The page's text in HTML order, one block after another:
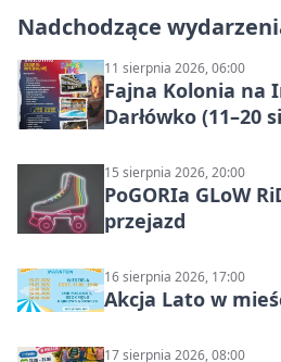
Nadchodzące
11 sierpnia 2026, 06:00
Fajna Kolonia
Darłówko (11–20
15 sierpnia 2026, 20:00
PoGORIa GLoW
przejazd
16 sierpnia 2026, 17:00
Akcja Lato w
17 sierpnia 2026, 08:00